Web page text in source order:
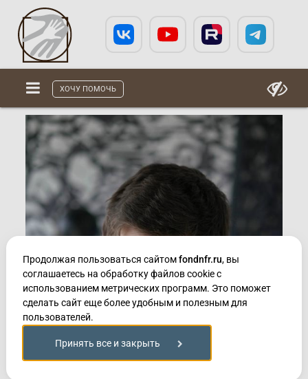
ХОЧУ ПОМОЧЬ
Продолжая пользоваться сайтомfondnfr.ru, вы
соглашаетесь на обработку файлов cookie с
использованием метрических программ. Это поможет
сделать сайт еще более удобным и полезным для
пользователей.
Принять все и закрыть